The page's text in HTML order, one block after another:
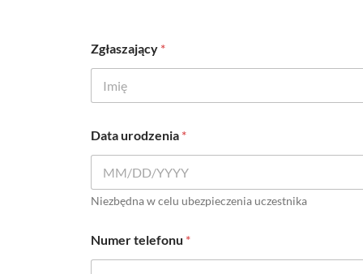
Zgłaszający *
Data urodzenia *
Niezbędna w celu ubezpieczenia uczestnika
Numer telefonu *